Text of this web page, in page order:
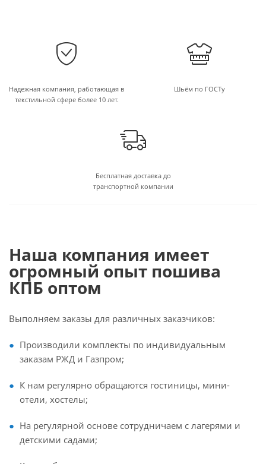
Надежная компания, работающая в
текстильной сфере более 10 лет.
Шьём по ГОСТу
Бесплатная доставка до
транспортной компании
Наша компания имеет
огромный опыт пошива
КПБ оптом
Выполняем заказы для различных заказчиков:
Производили комплекты по индивидуальным
заказам РЖД и Газпром;
К нам регулярно обращаются гостиницы, мини-
отели, хостелы;
На регулярной основе сотрудничаем с лагерями и
детскими садами;